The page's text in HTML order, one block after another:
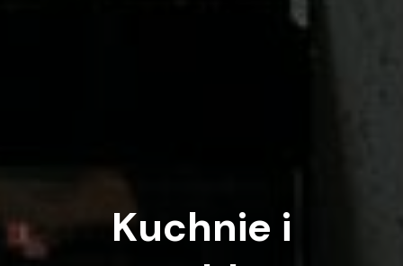
Kuchnie i